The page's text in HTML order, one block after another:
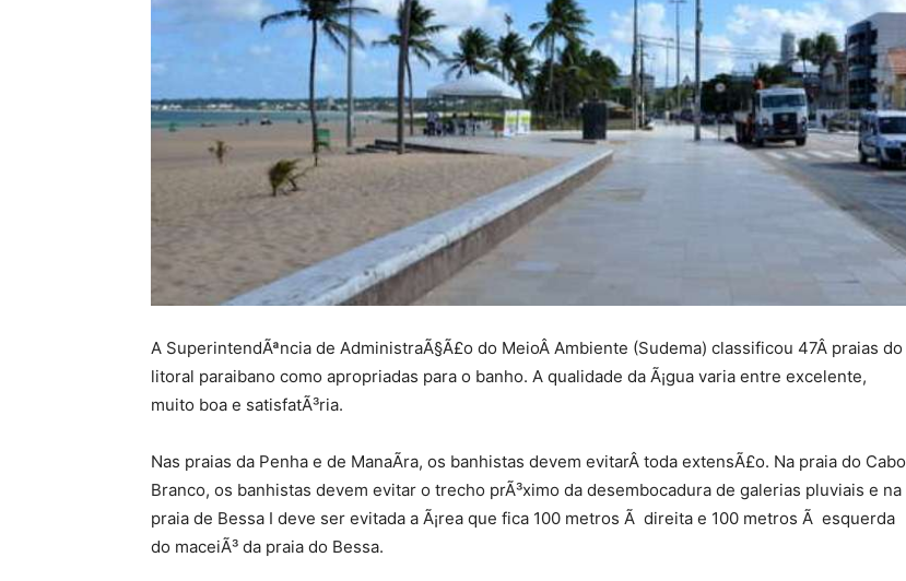
A SuperintendÃªncia de AdministraÃ§Ã£o do MeioÂ Ambiente (Sudema) classificou 47Â praias do
litoral paraibano como apropriadas para o banho. A qualidade da Ã¡gua varia entre excelente,
muito boa e satisfatÃ³ria.
Nas praias da Penha e de ManaÃ­ra, os banhistas devem evitarÂ toda extensÃ£o. Na praia do Cabo
Branco, os banhistas devem evitar o trecho prÃ³ximo da desembocadura de galerias pluviais e na
praia de Bessa I deve ser evitada a Ã¡rea que fica 100 metros Ã direita e 100 metros Ã esquerda
do maceiÃ³ da praia do Bessa.